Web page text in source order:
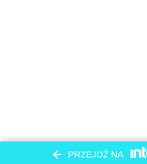
PRZEJDŹ NA